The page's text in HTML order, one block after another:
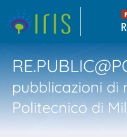
pubblicazioni di
Politecnico di